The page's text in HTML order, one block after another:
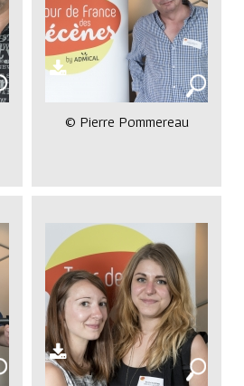
© Pierre Pommereau